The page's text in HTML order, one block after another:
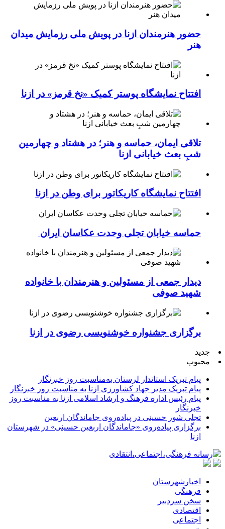
حضور هنرمندان ازنا در پویش ملی رزمایش میدان
هنر
افتتاح نمایشگاه پوستر کمیک «نخ قرمز» در ازنا
تلاقی ایمان، حماسه و هنر؛ در هشتاد و چهارمین
شبِ بعث خیابانی ازنا
افتتاح نمایشگاه کاریکاتور برای وطن در ازنا
حماسه خیابان تجلی وحدت عکاسان ایران
دیدار جمعی از مسئولین و هنرمندان با خانواده
شهید صوفی
برگزاری جشنواره خوشنویسی رضوی در ازنا
جدید
محبوب
پیام تبریک استاندار لرستان به‌مناسبت روز خبرنگار
پیام تبریک مدیر جهاد کشاورزی ازنا به مناسبت روز خبرنگار
پیام رئیس اداره فرهنگ و ارشاد اسلامی ازنا به مناسبت روز
خبرنگار
تجلی شور حسینی در پیاده‌روی جاماندگان اربعین
برگزاری پیاده‌روی «جاماندگان اربعین حسینی» در شهرستان
ازنا
اخبارشهرستان
فرهنگی
سخن سردبیر
اقتصادی
اجتماعی